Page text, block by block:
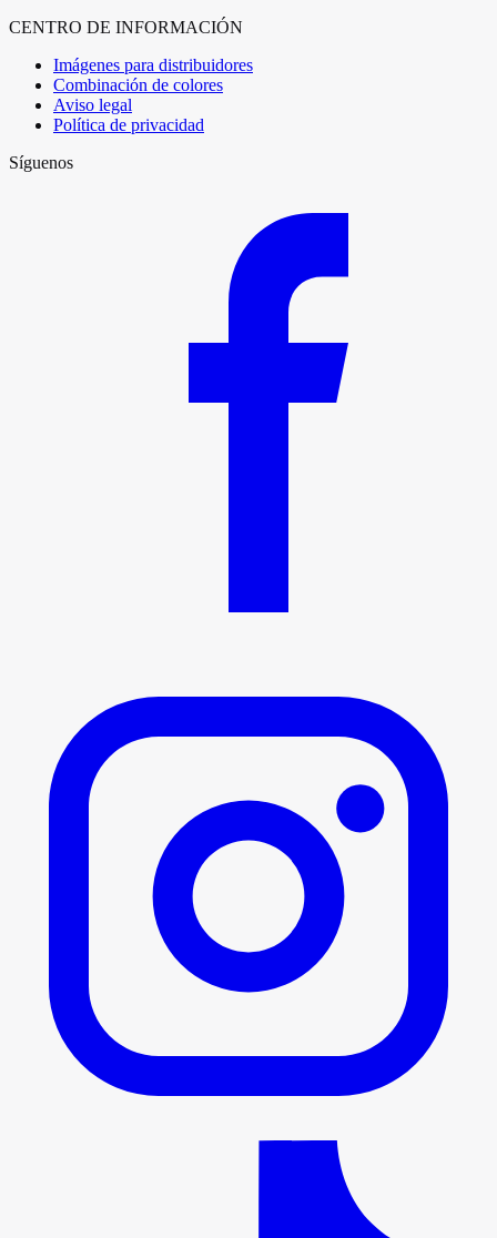
CENTRO DE INFORMACIÓN
Imágenes para distribuidores
Combinación de colores
Aviso legal
Política de privacidad
Síguenos